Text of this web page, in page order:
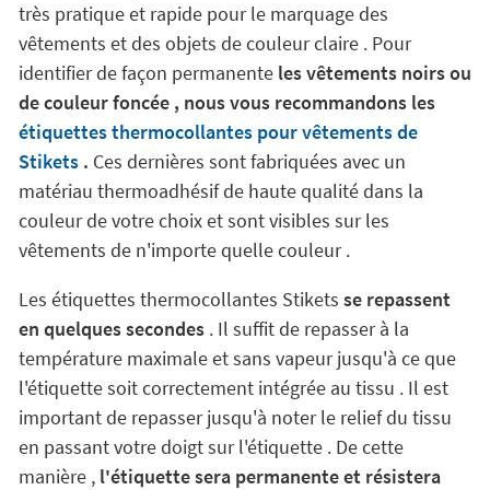
très pratique et rapide pour le marquage des
vêtements et des objets de couleur claire . Pour
identifier de façon permanente les vêtements noirs ou
de couleur foncée , nous vous recommandons les
étiquettes thermocollantes pour vêtements de
Stikets. Ces dernières sont fabriquées avec un
matériau thermoadhésif de haute qualité dans la
couleur de votre choix et sont visibles sur les
vêtements de n'importe quelle couleur .
Les étiquettes thermocollantes Stikets se repassent
en quelques secondes . Il suffit de repasser à la
température maximale et sans vapeur jusqu'à ce que
l'étiquette soit correctement intégrée au tissu . Il est
important de repasser jusqu'à noter le relief du tissu
en passant votre doigt sur l'étiquette . De cette
manière , l'étiquette sera permanente et résistera